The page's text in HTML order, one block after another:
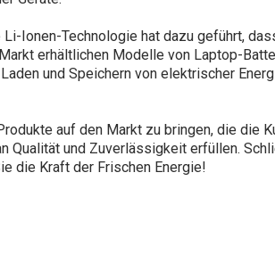
Ionen-Technologie hat dazu geführt,
erhältlichen Modelle von Laptop-
und Speichern von elektrischer
auf den Markt zu bringen, die die
Qualität und Zuverlässigkeit erfüllen.
die Kraft der Frischen Energie!